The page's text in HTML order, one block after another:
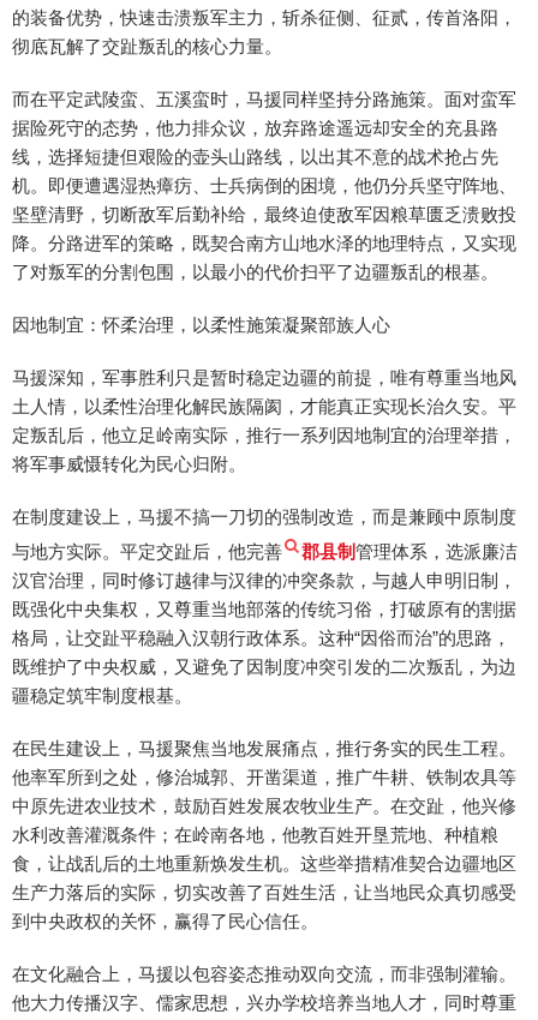
的装备优势，快速击溃叛军主力，斩杀征侧、征贰，传首洛阳，
彻底瓦解了交趾叛乱的核心力量。
而在平定武陵蛮、五溪蛮时，马援同样坚持分路施策。面对蛮军
据险死守的态势，他力排众议，放弃路途遥远却安全的充县路
线，选择短捷但艰险的壶头山路线，以出其不意的战术抢占先
机。即便遭遇湿热瘴疠、士兵病倒的困境，他仍分兵坚守阵地、
坚壁清野，切断敌军后勤补给，最终迫使敌军因粮草匮乏溃败投
降。分路进军的策略，既契合南方山地水泽的地理特点，又实现
了对叛军的分割包围，以最小的代价扫平了边疆叛乱的根基。
因地制宜：怀柔治理，以柔性施策凝聚部族人心
马援深知，军事胜利只是暂时稳定边疆的前提，唯有尊重当地风
土人情，以柔性治理化解民族隔阂，才能真正实现长治久安。平
定叛乱后，他立足岭南实际，推行一系列因地制宜的治理举措，
将军事威慑转化为民心归附。
在制度建设上，马援不搞一刀切的强制改造，而是兼顾中原制度
与地方实际。平定交趾后，他完善
郡县制管理体系，选派廉洁
汉官治理，同时修订越律与汉律的冲突条款，与越人申明旧制，
既强化中央集权，又尊重当地部落的传统习俗，打破原有的割据
格局，让交趾平稳融入汉朝行政体系。这种“因俗而治”的思路，
既维护了中央权威，又避免了因制度冲突引发的二次叛乱，为边
疆稳定筑牢制度根基。
在民生建设上，马援聚焦当地发展痛点，推行务实的民生工程。
他率军所到之处，修治城郭、开凿渠道，推广牛耕、铁制农具等
中原先进农业技术，鼓励百姓发展农牧业生产。在交趾，他兴修
水利改善灌溉条件；在岭南各地，他教百姓开垦荒地、种植粮
食，让战乱后的土地重新焕发生机。这些举措精准契合边疆地区
生产力落后的实际，切实改善了百姓生活，让当地民众真切感受
到中央政权的关怀，赢得了民心信任。
在文化融合上，马援以包容姿态推动双向交流，而非强制灌输。
他大力传播汉字、儒家思想，兴办学校培养当地人才，同时尊重